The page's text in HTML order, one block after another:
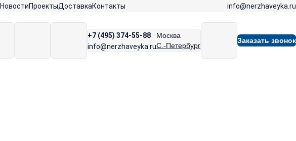
НовостиПроектыДоставкаКонтакты info@nerzhaveyka.ru
+7 (495) 374-55-88
info@nerzhaveyka.ru
Москва
С.-Петербург
Заказать звонок